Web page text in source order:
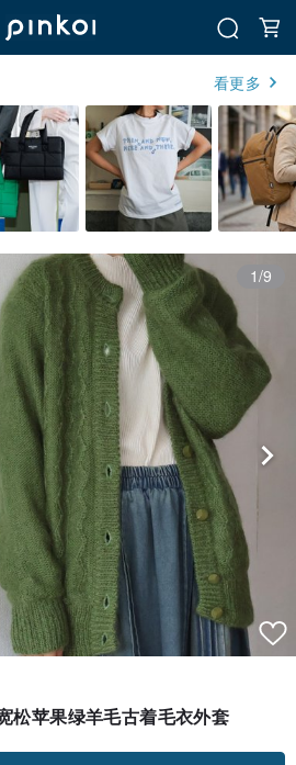
看更多
1/9
松苹果绿羊毛古着毛衣外套